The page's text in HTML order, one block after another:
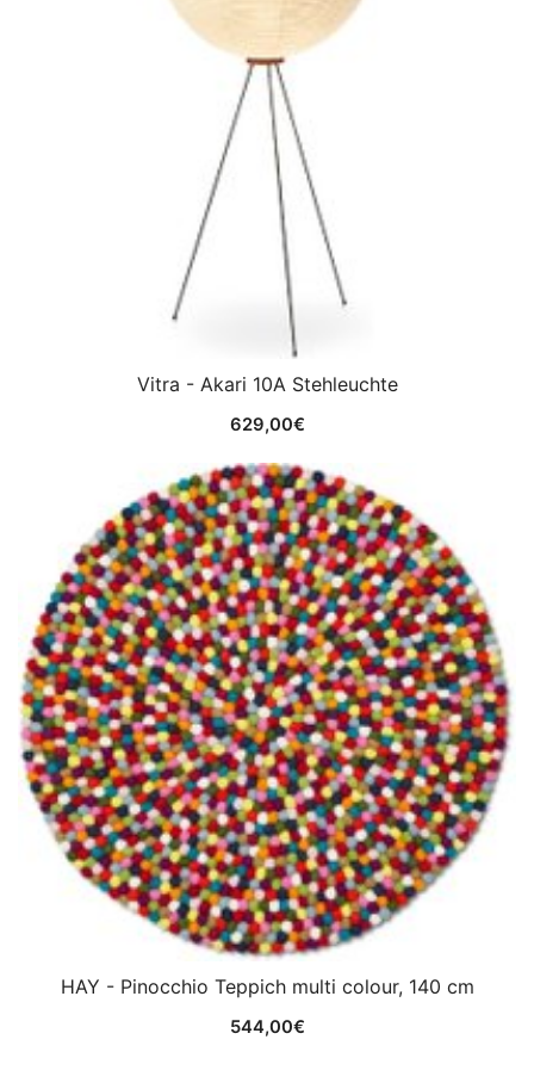
Vitra - Akari 10A Stehleuchte
629,00€
HAY - Pinocchio Teppich multi colour, 140 cm
544,00€